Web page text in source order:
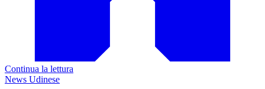
Continua la lettura
News Udinese